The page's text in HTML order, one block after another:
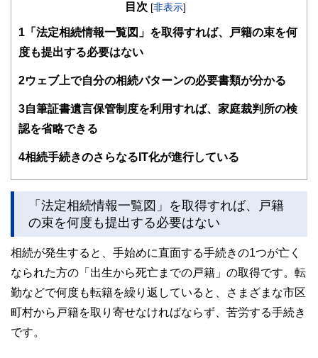
目次 [非表示]
1 「法定相続情報一覧図」を取得すれば、戸籍の束を何
度も提出する必要はない
2ウェブ上で自分の相続パターンの必要書類が分かる
3自筆証書遺言保管制度を利用すれば、家庭裁判所の検
認を省略できる
4相続手続きのさらなるIT化が進行している
「法定相続情報一覧図」を取得すれば、戸籍
の束を何度も提出する必要はない
相続が発生すると、手始めに直面する手続きの1つが亡く
なられた方の「出生から死亡までの戸籍」の取得です。転
勤などで何度も転籍を繰り返していると、さまざまな市区
町村から戸籍を取り寄せなければならず、苦労する手続き
です。